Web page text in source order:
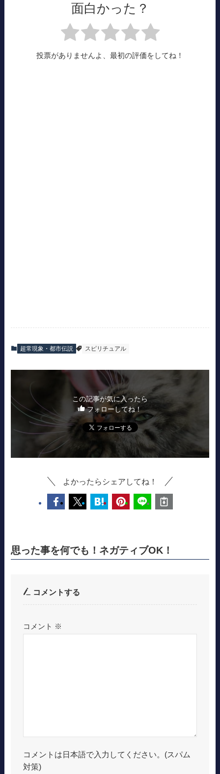
面白かった？
投票がありませんよ、最初の評価をしてね！
超常現象・都市伝説 スピリチュアル
この記事が気に入ったら
フォローしてね！
よかったらシェアしてね！
思った事を何でも！ネガティブOK！
コメントする
コメント ※
コメントは日本語で入力してください。(スパム
対策)